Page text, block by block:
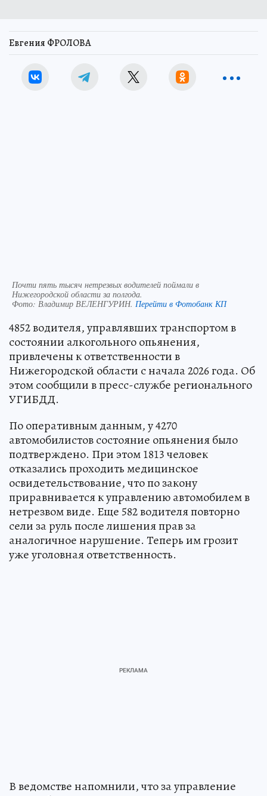
Евгения ФРОЛОВА
Почти пять тысяч нетрезвых водителей поймали в
Нижегородской области за полгода.
Фото: Владимир ВЕЛЕНГУРИН. Перейти в Фотобанк КП
4852 водителя, управлявших транспортом в
состоянии алкогольного опьянения,
привлечены к ответственности в
Нижегородской области с начала 2026 года. Об
этом сообщили в пресс-службе регионального
УГИБДД.
По оперативным данным, у 4270
автомобилистов состояние опьянения было
подтверждено. При этом 1813 человек
отказались проходить медицинское
освидетельствование, что по закону
приравнивается к управлению автомобилем в
нетрезвом виде. Еще 582 водителя повторно
сели за руль после лишения прав за
аналогичное нарушение. Теперь им грозит
уже уголовная ответственность.
В ведомстве напомнили, что за управление